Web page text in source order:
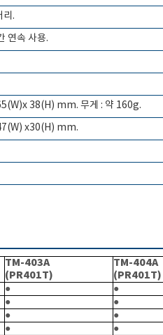
리.
연속 사용.
38(H) mm. 무게 : 약 160g.
x30(H) mm.
TM-403A
(PR401T)
TM-404A
(PR401T)
● ●
●
●
● ●
● ●